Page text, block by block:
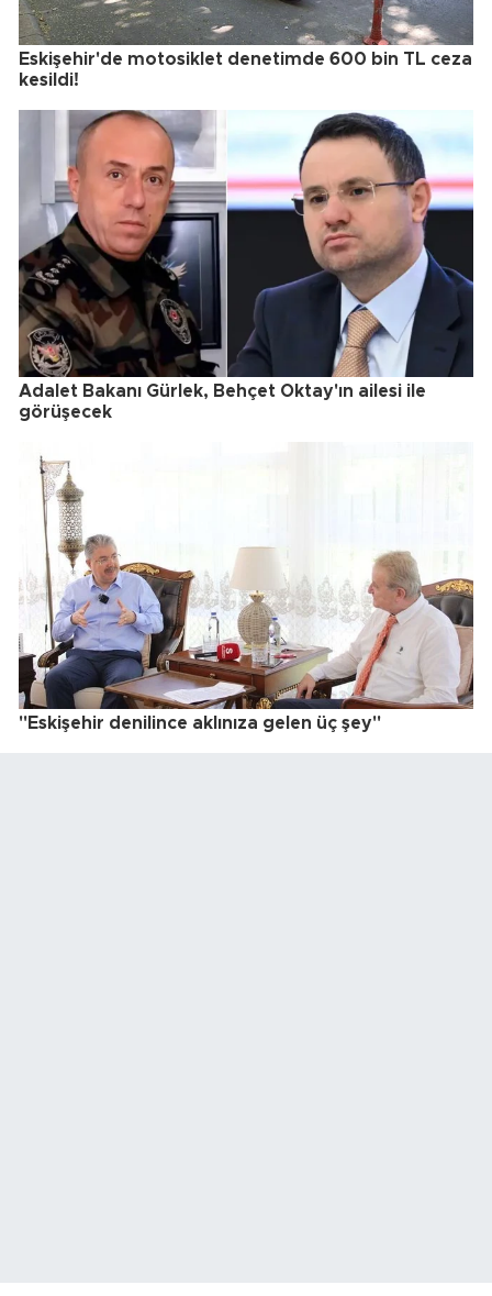
Eskişehir'de motosiklet denetimde 600 bin TL ceza
kesildi!
Adalet Bakanı Gürlek, Behçet Oktay'ın ailesi ile
görüşecek
"Eskişehir denilince aklınıza gelen üç şey"